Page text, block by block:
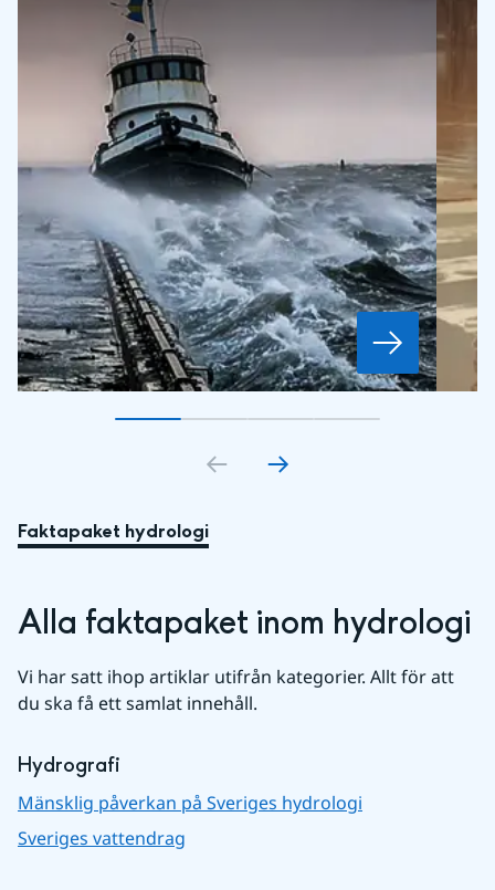
Gå till bildkort1
Gå till bildkort2
Gå till bildkort3
Gå till bildkort
Faktapaket hydrologi
Alla faktapaket inom hydrologi
Vi har satt ihop artiklar utifrån kategorier. Allt för att
du ska få ett samlat innehåll.
Hydrografi
Mänsklig påverkan på Sveriges hydrologi
Sveriges vattendrag